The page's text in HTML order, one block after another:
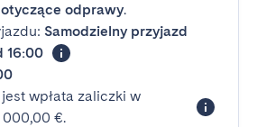
odprawy.
Samodzielny przyjazd
16:00
wpłata zaliczki w
000,00 €.